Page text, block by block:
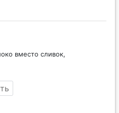
вместо сливок,